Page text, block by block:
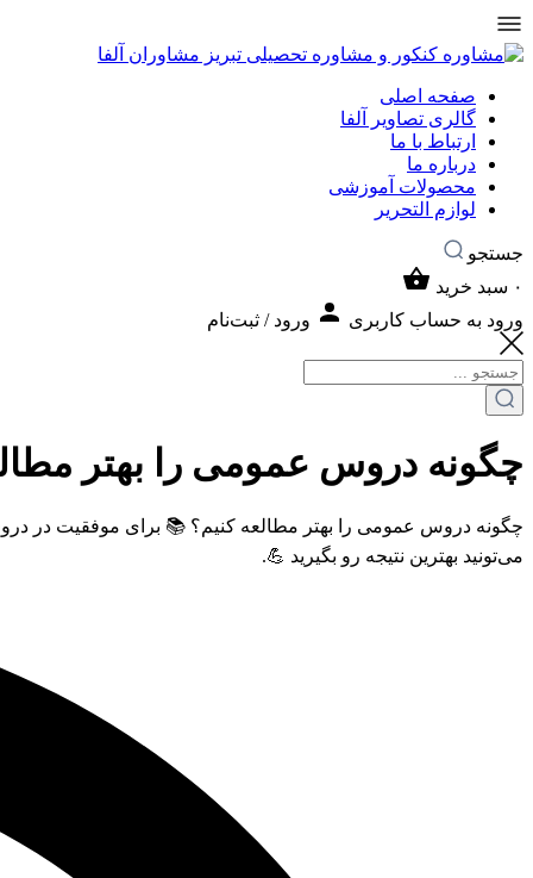
صفحه اصلی
گالری تصاویر آلفا
ارتباط با ما
درباره ما
محصولات آموزشی
لوازم التحریر
جستجو
۰ سبد خرید
ورود به حساب کاربری
ورود / ثبت‌نام
چگونه دروس عمومی را بهتر
چگونه دروس عمومی را بهتر مطالعه کنیم؟ 📚 برای موفقیت در
می‌تونید بهترین نتیجه رو بگیرید 💪.